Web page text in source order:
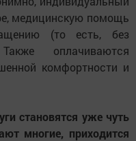
медицинскую помощь
(то есть, без
оплачиваются
комфортности и
становятся уже чуть
многие, приходится